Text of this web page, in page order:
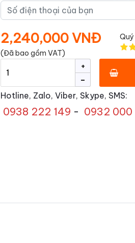
2,240,000 VNĐ
(Đã bao gồm VAT)
-
+
Hotline, Zalo, Viber, Skype, SMS:
0938 222 149 - 0932 000